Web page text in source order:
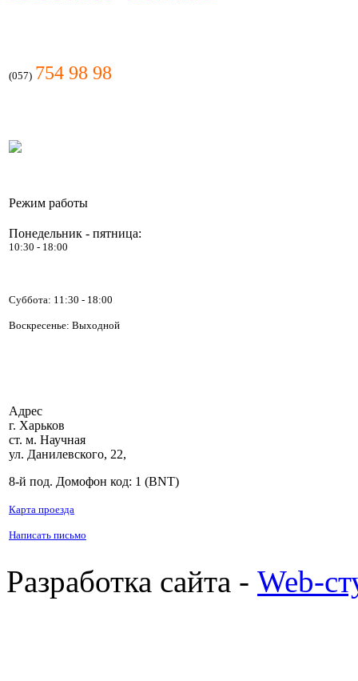
(057) 754 98 98
Режим работы
Понедельник - пятница:
10:30 - 18:00
Суббота: 11:30 - 18:00
Воскресенье: Выходной
Адрес
г. Харьков
ст. м. Научная
ул. Данилевского, 22,
8-й под. Домофон код: 1 (BNT)
Карта проезда
Написать письмо
Разработка сайта - Web-